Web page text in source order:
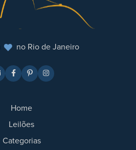
no Rio de Janeiro
Home
Leilões
Categorias